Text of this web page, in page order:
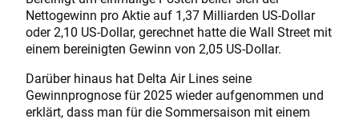
Nettogewinn pro Aktie auf 1,37 Milliarden US-Dollar
oder 2,10 US-Dollar, gerechnet hatte die Wall Street mit
einem bereinigten Gewinn von 2,05 US-Dollar.
Darüber hinaus hat Delta Air Lines seine
Gewinnprognose für 2025 wieder aufgenommen und
erklärt, dass man für die Sommersaison mit einem